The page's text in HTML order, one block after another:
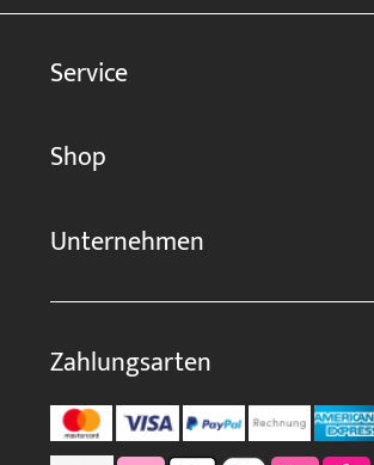
Service
Shop
Unternehmen
Zahlungsarten